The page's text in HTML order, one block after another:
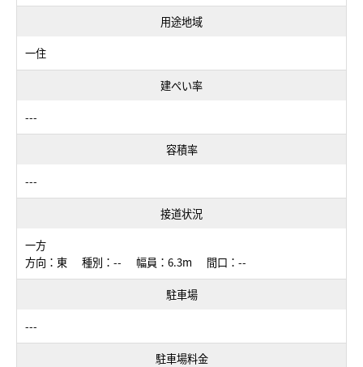
用途地域
一住
建ぺい率
---
容積率
---
接道状況
一方
方向：東 種別：-- 幅員：6.3m 間口：--
駐車場
---
駐車場料金